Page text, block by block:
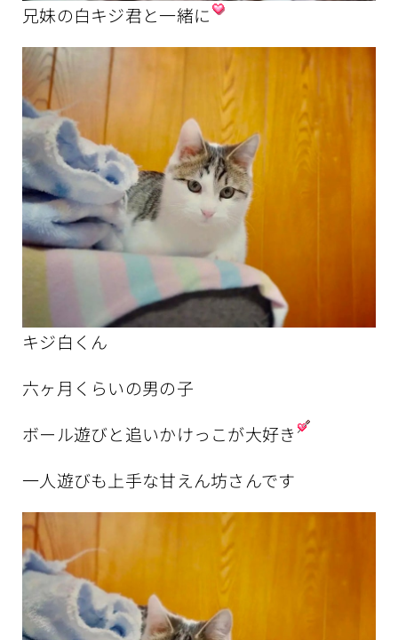
兄妹の白キジ君と一緒に
キジ白くん
六ヶ月くらいの男の子
ボール遊びと追いかけっこが大好き
一人遊びも上手な甘えん坊さんです